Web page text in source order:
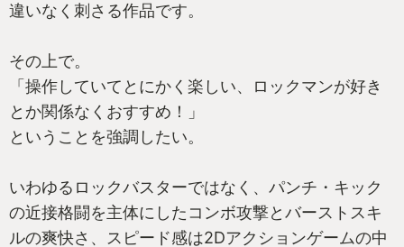
違いなく刺さる作品です。
その上で。
「操作していてとにかく楽しい、ロックマンが好き
とか関係なくおすすめ！」
ということを強調したい。
いわゆるロックバスターではなく、パンチ・キック
の近接格闘を主体にしたコンボ攻撃とバーストスキ
ルの爽快さ、スピード感は2Dアクションゲームの中